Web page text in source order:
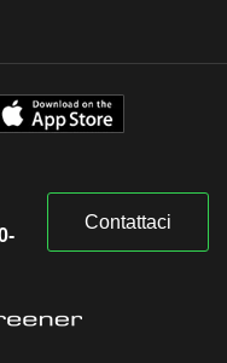
Contattaci